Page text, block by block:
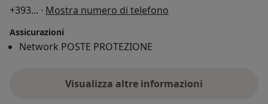
+393... · Mostra numero di telefono
Assicurazioni
Network POSTE PROTEZIONE
Visualizza altre informazioni